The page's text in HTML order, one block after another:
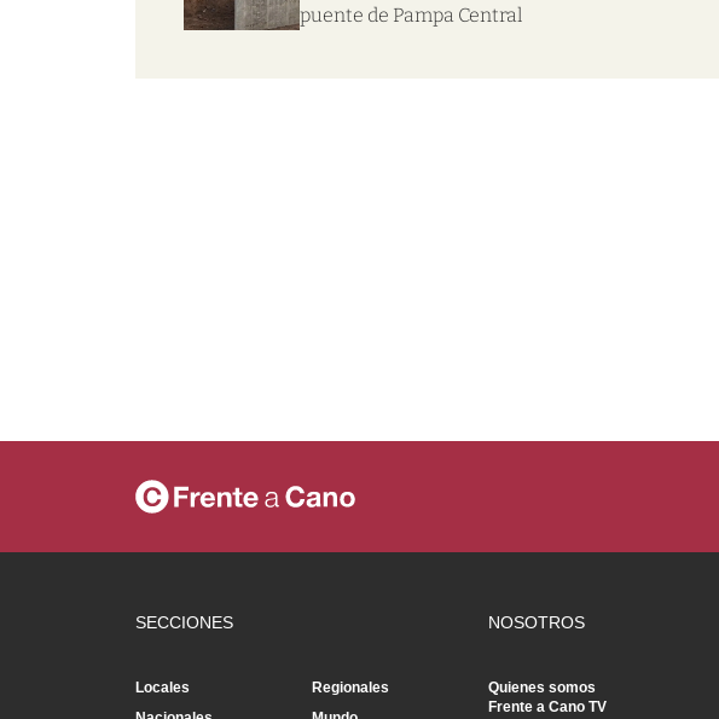
puente de Pampa Central
SECCIONES
Locales
Regionales
NOSOTROS
Quienes somos
Frente a Cano TV